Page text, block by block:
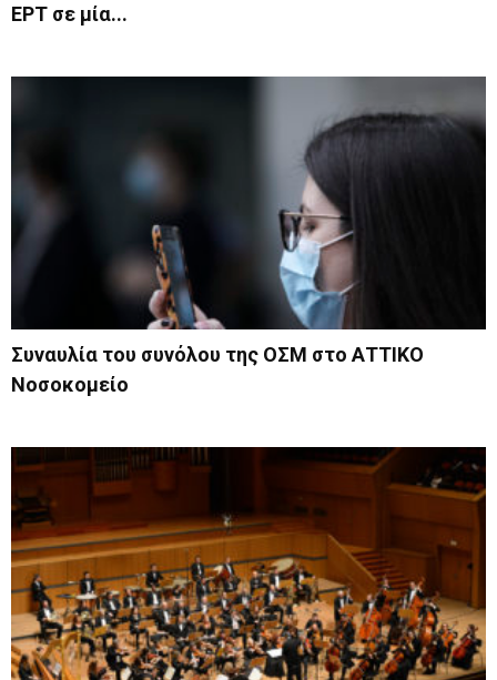
ΕΡΤ σε μία...
Συναυλία του συνόλου της ΟΣΜ στο ΑΤΤΙΚΟ
Νοσοκομείο